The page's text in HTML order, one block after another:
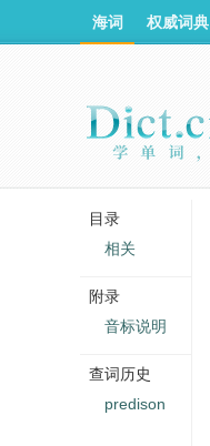
海词 权威词典
目录
相关
附录
音标说明
查词历史
predison